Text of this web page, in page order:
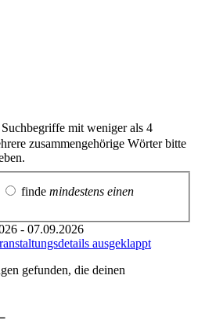
Suchbegriffe mit weniger als 4
zusammengehörige Wörter bitte
finde mindestens einen
- 07.09.2026
ausgeklappt
gefunden, die deinen